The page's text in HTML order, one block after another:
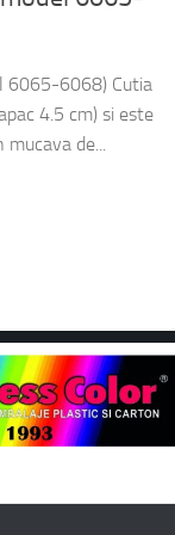
6065-6068) Cutia
4.5 cm) si este
de...